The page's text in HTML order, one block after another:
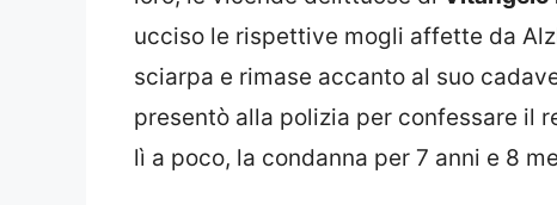
ucciso le rispettive mogli affette da
sciarpa e rimase accanto al suo
presentò alla polizia per confessare il
lì a poco, la condanna per 7 anni e 8